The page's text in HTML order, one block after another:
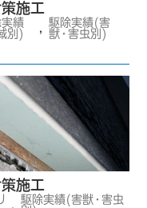
施工
績
別)
,
駆除実績(害
獣・害虫別)
施工
,
駆除実績(害獣・害虫